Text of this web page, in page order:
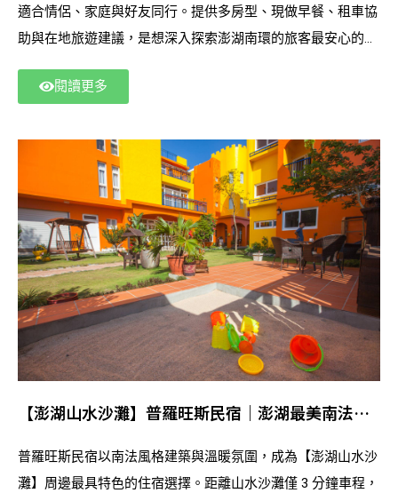
適合情侶、家庭與好友同行。提供多房型、現做早餐、租車協
助與在地旅遊建議，是想深入探索澎湖南環的旅客最安心的住
體驗。閱讀更多
【澎湖山水沙灘】普羅旺斯民宿｜澎湖最美南法風
普羅旺斯民宿以南法風格建築與溫暖氛圍，成為【澎湖山水沙
灘】周邊最具特色的住宿選擇。距離山水沙灘僅 3 分鐘車程，